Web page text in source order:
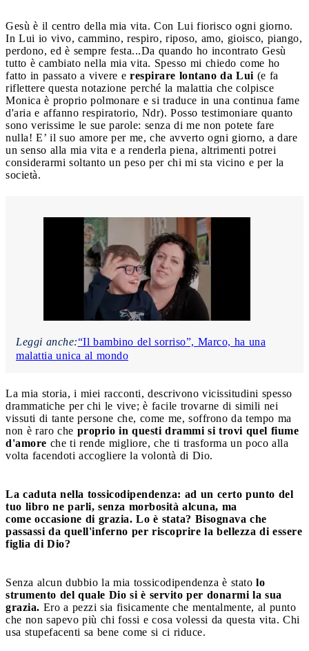
Gesù è il centro della mia vita. Con Lui fiorisco ogni giorno.
In Lui io vivo, cammino, respiro, riposo, amo, gioisco, piango,
perdono, ed è sempre festa...Da quando ho incontrato Gesù
tutto è cambiato nella mia vita. Spesso mi chiedo come ho
fatto in passato a vivere e respirare lontano da Lui (e fa
riflettere questa notazione perché la malattia che colpisce
Monica è proprio polmonare e si traduce in una continua fame
d'aria e affanno respiratorio, Ndr). Posso testimoniare quanto
sono verissime le sue parole: senza di me non potete fare
nulla! E’ il suo amore per me, che avverto ogni giorno, a dare
un senso alla mia vita e a renderla piena, altrimenti potrei
considerarmi soltanto un peso per chi mi sta vicino e per la
società.
Leggi anche:“Il bambino del sorriso”, Marco, ha una
malattia unica al mondo
La mia storia, i miei racconti, descrivono vicissitudini spesso
drammatiche per chi le vive; è facile trovarne di simili nei
vissuti di tante persone che, come me, soffrono da tempo ma
non è raro che proprio in questi drammi si trovi quel fiume
d'amore che ti rende migliore, che ti trasforma un poco alla
volta facendoti accogliere la volontà di Dio.
La caduta nella tossicodipendenza: ad un certo punto del
tuo libro ne parli, senza morbosità alcuna, ma
come occasione di grazia. Lo è stata? Bisognava che
passassi da quell'inferno per riscoprire la bellezza di essere
figlia di Dio?
Senza alcun dubbio la mia tossicodipendenza è stato lo
strumento del quale Dio si è servito per donarmi la sua
grazia. Ero a pezzi sia fisicamente che mentalmente, al punto
che non sapevo più chi fossi e cosa volessi da questa vita. Chi
usa stupefacenti sa bene come si ci riduce.